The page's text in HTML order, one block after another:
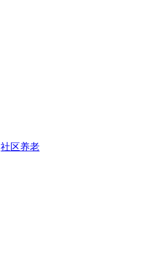
社区养老